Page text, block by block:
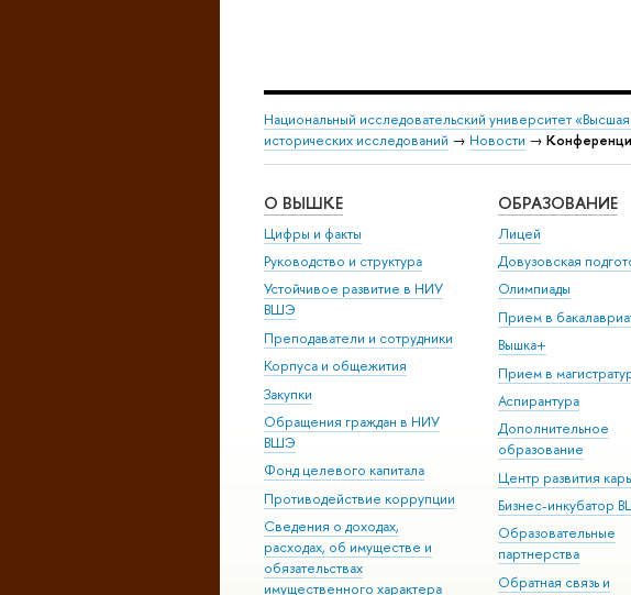
Национальный исследовательский университет
исторических исследований → Новости →
О ВЫШКЕ
Цифры и факты
Руководство и структура
Устойчивое развитие в НИУ
ВШЭ
Преподаватели и сотрудники
Корпуса и общежития
Закупки
Обращения граждан в НИУ
ВШЭ
Фонд целевого капитала
Противодействие коррупции
Сведения о доходах,
расходах, об имуществе и
обязательствах
имущественного характера
ОБРАЗОВАНИЕ
Лицей
Довузовская
Олимпиады
Прием в
Вышка+
Прием в
Аспирантура
Дополнительное
образование
Центр развития
Бизнес-инкубатор
Образовательные
партнерства
Обратная связь и